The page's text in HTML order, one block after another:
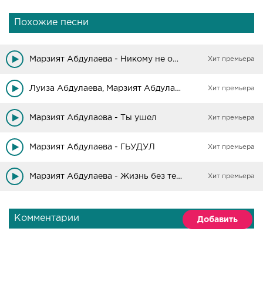
Похожие песни
Марзият Абдулаева - Никому не отдам (Cover) Хит премьера
Луиза Абдулаева, Марзият Абдулаева - Наша дружба Хит премьера
Марзият Абдулаева - Ты ушел Хит премьера
Марзият Абдулаева - ГЬУДУЛ Хит премьера
Марзият Абдулаева - Жизнь без тебя Хит премьера
Комментарии Добавить